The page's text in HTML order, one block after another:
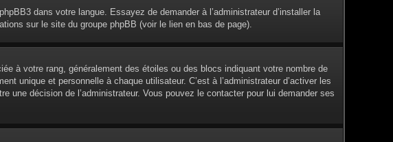
dans votre langue. Essayez de demander à l’administrateur d’installer la
sur le site du groupe phpBB (voir le lien en bas de page).
à votre rang, généralement des étoiles ou des blocs indiquant votre nombre de
unique et personnelle à chaque utilisateur. C’est à l’administrateur d’activer les
une décision de l’administrateur. Vous pouvez le contacter pour lui demander ses